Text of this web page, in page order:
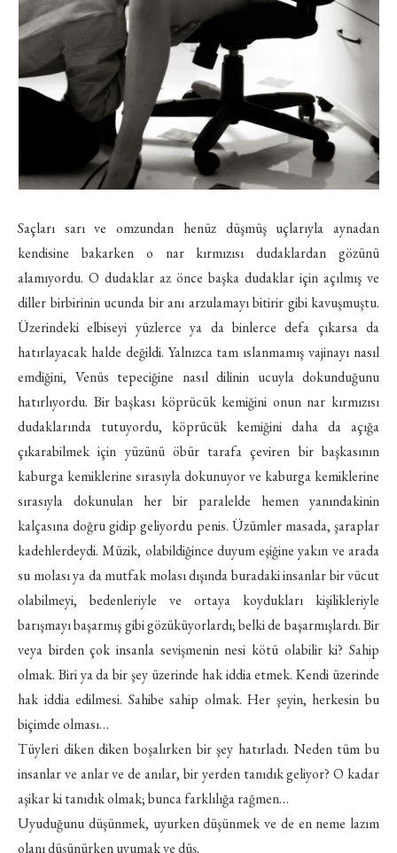
Saçları sarı ve omzundan henüz düşmüş uçlarıyla aynadan
kendisine bakarken o nar kırmızısı dudaklardan gözünü
alamıyordu. O dudaklar az önce başka dudaklar için açılmış ve
diller birbirinin ucunda bir anı arzulamayı bitirir gibi kavuşmuştu.
Üzerindeki elbiseyi yüzlerce ya da binlerce defa çıkarsa da
hatırlayacak halde değildi. Yalnızca tam ıslanmamış vajinayı nasıl
emdiğini, Venüs tepeciğine nasıl dilinin ucuyla dokunduğunu
hatırlıyordu. Bir başkası köprücük kemiğini onun nar kırmızısı
dudaklarında tutuyordu, köprücük kemiğini daha da açığa
çıkarabilmek için yüzünü öbür tarafa çeviren bir başkasının
kaburga kemiklerine sırasıyla dokunuyor ve kaburga kemiklerine
sırasıyla dokunulan her bir paralelde hemen yanındakinin
kalçasına doğru gidip geliyordu penis. Üzümler masada, şaraplar
kadehlerdeydi. Müzik, olabildiğince duyum eşiğine yakın ve arada
su molası ya da mutfak molası dışında buradaki insanlar bir vücut
olabilmeyi, bedenleriyle ve ortaya koydukları kişilikleriyle
barışmayı başarmış gibi gözüküyorlardı; belki de başarmışlardı. Bir
veya birden çok insanla sevişmenin nesi kötü olabilir ki? Sahip
olmak. Biri ya da bir şey üzerinde hak iddia etmek. Kendi üzerinde
hak iddia edilmesi. Sahibe sahip olmak. Her şeyin, herkesin bu
biçimde olması…
Tüyleri diken diken boşalırken bir şey hatırladı. Neden tüm bu
insanlar ve anlar ve de anılar, bir yerden tanıdık geliyor? O kadar
aşikar ki tanıdık olmak; bunca farklılığa rağmen…
Uyuduğunu düşünmek, uyurken düşünmek ve de en neme lazım
olanı düşünürken uyumak ve düş.